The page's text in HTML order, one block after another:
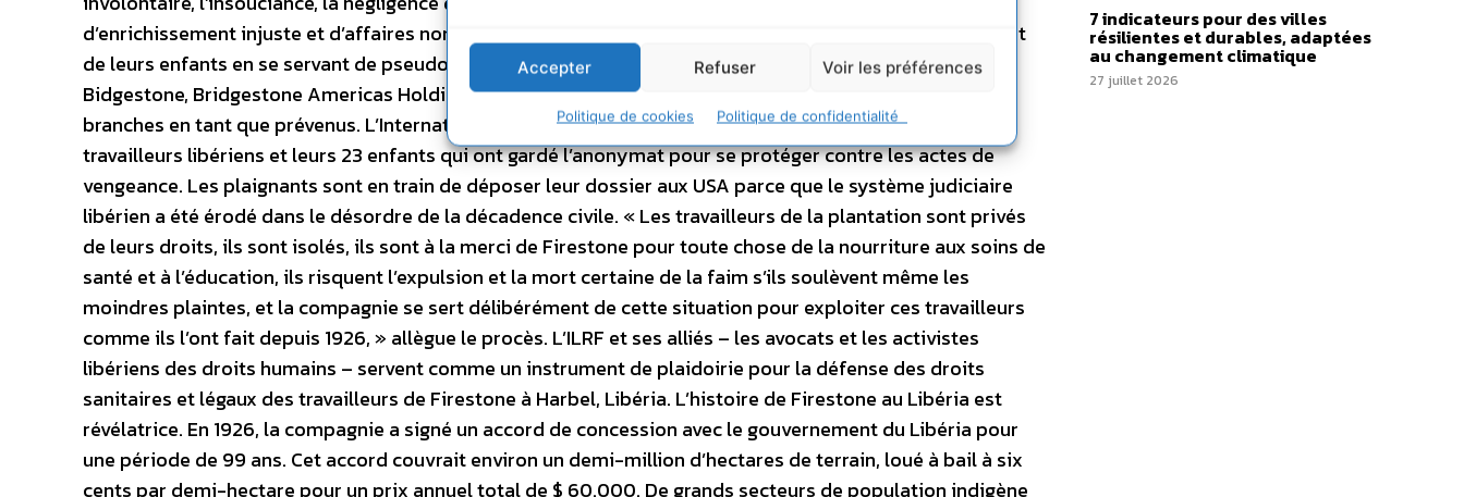
Accepter Refuser Voir les préférences
Politique de cookies Politique de confidentialité
d’enrichissement injuste et d’affaires non-équitables. Introduite au nom des travailleurs à la plantation et
de leurs enfants en se servant de pseudonymes, la requête nomme la compagnie nippone parente
Bidgestone, Bridgestone Americas Holding, Bridgestone Firestone North American Tire et d’autres
branches en tant que prévenus. L’International Labour Rights Fund (ILRF) a intenté le procès au nom de 12
travailleurs libériens et leurs 23 enfants qui ont gardé l’anonymat pour se protéger contre les actes de
vengeance. Les plaignants sont en train de déposer leur dossier aux USA parce que le système judiciaire
libérien a été érodé dans le désordre de la décadence civile. « Les travailleurs de la plantation sont privés
de leurs droits, ils sont isolés, ils sont à la merci de Firestone pour toute chose de la nourriture aux soins de
santé et à l’éducation, ils risquent l’expulsion et la mort certaine de la faim s’ils soulèvent même les
moindres plaintes, et la compagnie se sert délibérément de cette situation pour exploiter ces travailleurs
comme ils l’ont fait depuis 1926, » allègue le procès. L’ILRF et ses alliés – les avocats et les activistes
libériens des droits humains – servent comme un instrument de plaidoirie pour la défense des droits
sanitaires et légaux des travailleurs de Firestone à Harbel, Libéria. L’histoire de Firestone au Libéria est
révélatrice. En 1926, la compagnie a signé un accord de concession avec le gouvernement du Libéria pour
une période de 99 ans. Cet accord couvrait environ un demi-million d’hectares de terrain, loué à bail à six
cents par demi-hectare pour un prix annuel total de $ 60.000. De grands secteurs de population indigène
7 indicateurs pour des villes
résilientes et durables, adaptées
au changement climatique
27 juillet 2026